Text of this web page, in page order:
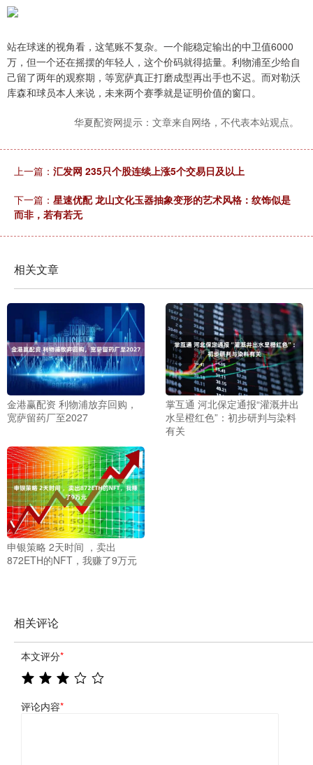
站在球迷的视角看，这笔账不复杂。一个能稳定输出的中卫值6000
万，但一个还在摇摆的年轻人，这个价码就得掂量。利物浦至少给自
己留了两年的观察期，等宽萨真正打磨成型再出手也不迟。而对勒沃
库森和球员本人来说，未来两个赛季就是证明价值的窗口。
华夏配资网提示：文章来自网络，不代表本站观点。
上一篇： 汇发网 235只个股连续上涨5个交易日及以上
下一篇： 星速优配 龙山文化玉器抽象变形的艺术风格：纹饰似是
而非，若有若无
相关文章
金港赢配资 利物浦放弃回购，
宽萨留药厂至2027
掌互通 河北保定通报“灌溉井出
水呈橙红色”：初步研判与染料
有关
申银策略 2天时间 ，卖出
872ETH的NFT，我赚了9万元
相关评论
本文评分*
评论内容*